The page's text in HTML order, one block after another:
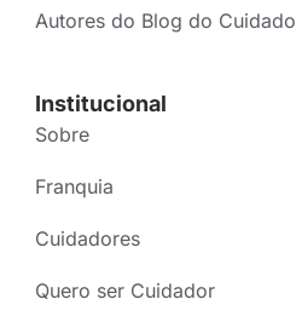
Autores do Blog do Cuidado
Institucional
Sobre
Franquia
Cuidadores
Quero ser Cuidador